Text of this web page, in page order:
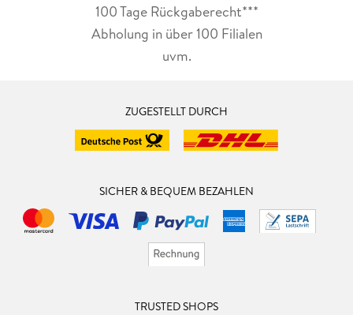
100 Tage Rückgaberecht***
Abholung in über 100 Filialen
uvm.
ZUGESTELLT DURCH
SICHER & BEQUEM BEZAHLEN
TRUSTED SHOPS